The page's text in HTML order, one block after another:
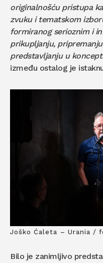
originalnošću pristupa
zvuku i tematskom
formiranog serioznim i
prikupljanju,
predstavljanju u
između ostalog je
Joško Ćaleta – Urania /
Bilo je zanimljivo